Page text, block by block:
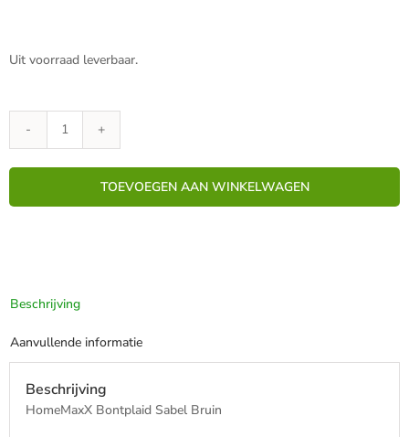
Uit voorraad leverbaar.
Bontplaid
150x200cmTOEVOEGEN AAN WINKELWAGEN
Beschrijving
Aanvullende informatie
Beschrijving
HomeMaxX Bontplaid Sabel Bruin